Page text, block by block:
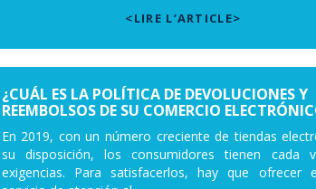
<LIRE L’ARTICLE>
¿CUÁL ES LA POLÍTICA DE DEVOLUCIONES Y
REEMBOLSOS DE SU COMERCIO
En 2019, con un número creciente de tiendas
su disposición, los consumidores tienen cada
exigencias. Para satisfacerlos, hay que ofrecer